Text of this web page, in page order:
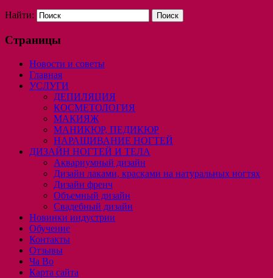
Найти:
Страницы
Новости и советы
Главная
УСЛУГИ
ДЕПИЛЯЦИЯ
КОСМЕТОЛОГИЯ
МАКИЯЖ
МАНИКЮР, ПЕДИКЮР
НАРАЩИВАНИЕ НОГТЕЙ
ДИЗАЙН НОГТЕЙ И ТЕЛА
Аквариумный дизайн
Дизайн лаками, красками на натуральных ногтях
Дизайн френч
Объемный дизайн
Свадебный дизайн
Новинки индустрии
Обучение
Контакты
Отзывы
Ча Во
Карта сайта